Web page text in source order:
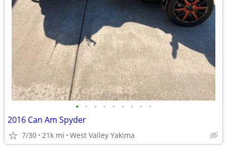
• • • • • • • • •
2016 Can Am Spyder
7/30 21k mi West Valley Yakima